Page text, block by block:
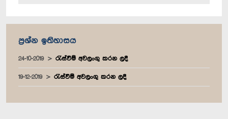
ප්‍රශ්න ඉතිහාසය
24-10-2019 රැස්වීම් අවලංගු කරන ලදී
19-12-2019 රැස්වීම් අවලංගු කරන ලදී